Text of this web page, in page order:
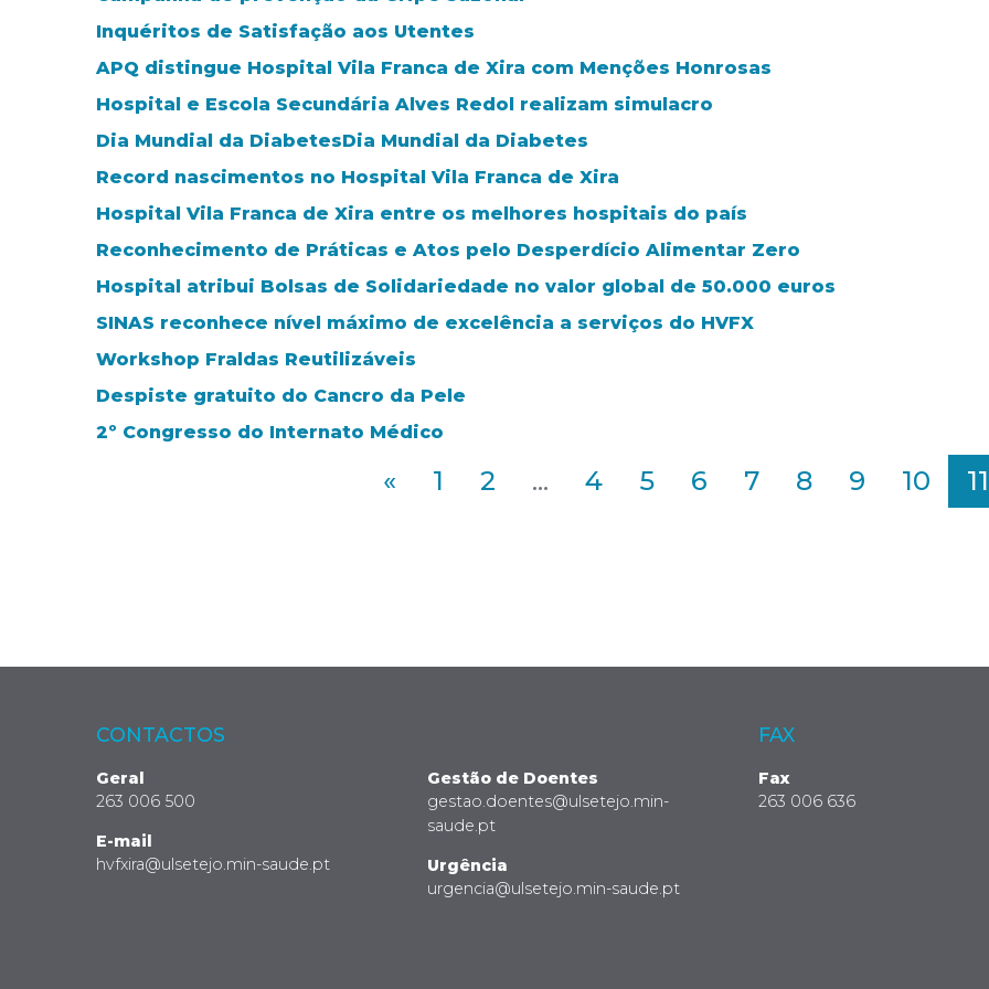
Inquéritos de Satisfação aos Utentes
APQ distingue Hospital Vila Franca de Xira com Menções Honrosas
Hospital e Escola Secundária Alves Redol realizam simulacro
Dia Mundial da DiabetesDia Mundial da Diabetes
Record nascimentos no Hospital Vila Franca de Xira
Hospital Vila Franca de Xira entre os melhores hospitais do país
Reconhecimento de Práticas e Atos pelo Desperdício Alimentar Zero
Hospital atribui Bolsas de Solidariedade no valor global de 50.000 euros
SINAS reconhece nível máximo de excelência a serviços do HVFX
Workshop Fraldas Reutilizáveis
Despiste gratuito do Cancro da Pele
2º Congresso do Internato Médico
« 1 2 ... 4 5 6 7 8 9 10 11
CONTACTOS
Geral
263 006 500
E-mail
hvfxira@ulsetejo.min-saude.pt
Gestão de Doentes
gestao.doentes@ulsetejo.min-
saude.pt
Urgência
urgencia@ulsetejo.min-saude.pt
FAX
Fax
263 006 636